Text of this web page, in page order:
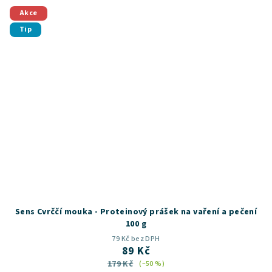
Akce
Tip
Sens Cvrččí mouka - Proteinový prášek na vaření a pečení
100 g
79 Kč bez DPH
89 Kč
179 Kč (–50 %)